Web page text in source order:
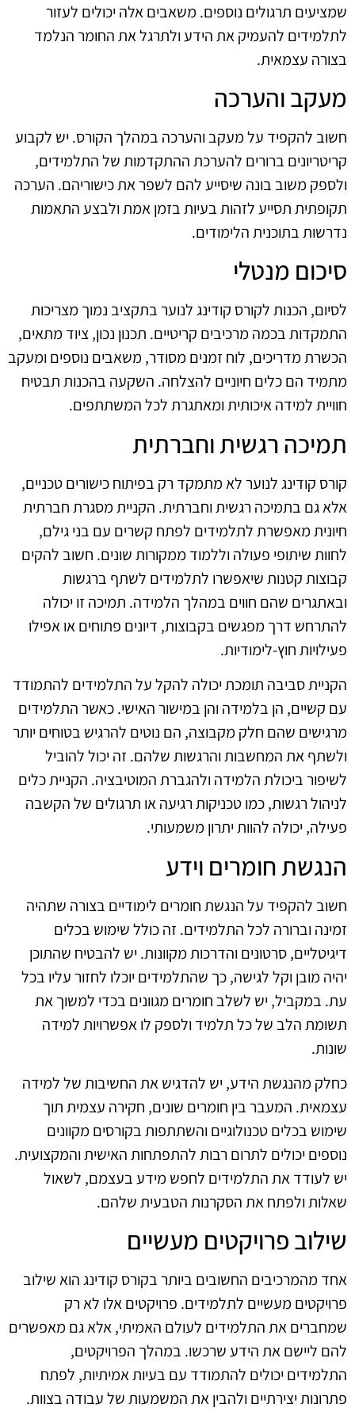
שמציעים תרגולים נוספים. משאבים אלה יכולים לעזור
לתלמידים להעמיק את הידע ולתרגל את החומר הנלמד
בצורה עצמאית.
מעקב והערכה
חשוב להקפיד על מעקב והערכה במהלך הקורס. יש לקבוע
קריטריונים ברורים להערכת ההתקדמות של התלמידים,
ולספק משוב בונה שיסייע להם לשפר את כישוריהם. הערכה
תקופתית תסייע לזהות בעיות בזמן אמת ולבצע התאמות
נדרשות בתוכנית הלימודים.
סיכום מנטלי
לסיום, הכנות לקורס קודינג לנוער בתקציב נמוך מצריכות
התמקדות בכמה מרכיבים קריטיים. תכנון נכון, ציוד מתאים,
הכשרת מדריכים, לוח זמנים מסודר, משאבים נוספים ומעקב
מתמיד הם כלים חיוניים להצלחה. השקעה בהכנות תבטיח
חוויית למידה איכותית ומאתגרת לכל המשתתפים.
תמיכה רגשית וחברתית
קורס קודינג לנוער לא מתמקד רק בפיתוח כישורים טכניים,
אלא גם בתמיכה רגשית וחברתית. הקניית מסגרת חברתית
חיונית מאפשרת לתלמידים לפתח קשרים עם בני גילם,
לחוות שיתופי פעולה וללמוד ממקורות שונים. חשוב להקים
קבוצות קטנות שיאפשרו לתלמידים לשתף ברגשות
ובאתגרים שהם חווים במהלך הלמידה. תמיכה זו יכולה
להתרחש דרך מפגשים בקבוצות, דיונים פתוחים או אפילו
פעילויות חוץ-לימודיות.
הקניית סביבה תומכת יכולה להקל על התלמידים להתמודד
עם קשיים, הן בלמידה והן במישור האישי. כאשר התלמידים
מרגישים שהם חלק מקבוצה, הם נוטים להרגיש בטוחים יותר
ולשתף את המחשבות והרגשות שלהם. זה יכול להוביל
לשיפור ביכולת הלמידה ולהגברת המוטיבציה. הקניית כלים
לניהול רגשות, כמו טכניקות רגיעה או תרגולים של הקשבה
פעילה, יכולה להוות יתרון משמעותי.
הנגשת חומרים וידע
חשוב להקפיד על הנגשת חומרים לימודיים בצורה שתהיה
זמינה וברורה לכל התלמידים. זה כולל שימוש בכלים
דיגיטליים, סרטונים והדרכות מקוונות. יש להבטיח שהתוכן
יהיה מובן וקל לגישה, כך שהתלמידים יוכלו לחזור עליו בכל
עת. במקביל, יש לשלב חומרים מגוונים בכדי למשוך את
תשומת הלב של כל תלמיד ולספק לו אפשרויות למידה
שונות.
כחלק מהנגשת הידע, יש להדגיש את החשיבות של למידה
עצמאית. המעבר בין חומרים שונים, חקירה עצמית תוך
שימוש בכלים טכנולוגיים והשתתפות בקורסים מקוונים
נוספים יכולים לתרום רבות להתפתחות האישית והמקצועית.
יש לעודד את התלמידים לחפש מידע בעצמם, לשאול
שאלות ולפתח את הסקרנות הטבעית שלהם.
שילוב פרויקטים מעשיים
אחד מהמרכיבים החשובים ביותר בקורס קודינג הוא שילוב
פרויקטים מעשיים לתלמידים. פרויקטים אלו לא רק
שמחברים את התלמידים לעולם האמיתי, אלא גם מאפשרים
להם ליישם את הידע שרכשו. במהלך הפרויקטים,
התלמידים יכולים להתמודד עם בעיות אמיתיות, לפתח
פתרונות יצירתיים ולהבין את המשמעות של עבודה בצוות.